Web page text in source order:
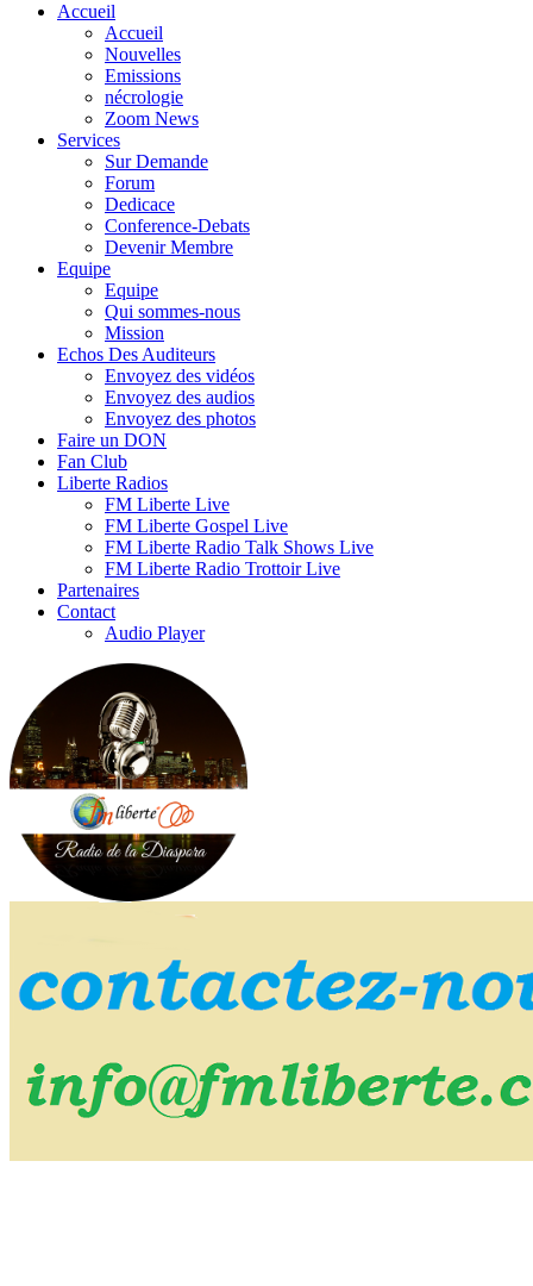
Accueil
Accueil
Nouvelles
Emissions
nécrologie
Zoom News
Services
Sur Demande
Forum
Dedicace
Conference-Debats
Devenir Membre
Equipe
Equipe
Qui sommes-nous
Mission
Echos Des Auditeurs
Envoyez des vidéos
Envoyez des audios
Envoyez des photos
Faire un DON
Fan Club
Liberte Radios
FM Liberte Live
FM Liberte Gospel Live
FM Liberte Radio Talk Shows Live
FM Liberte Radio Trottoir Live
Partenaires
Contact
Audio Player